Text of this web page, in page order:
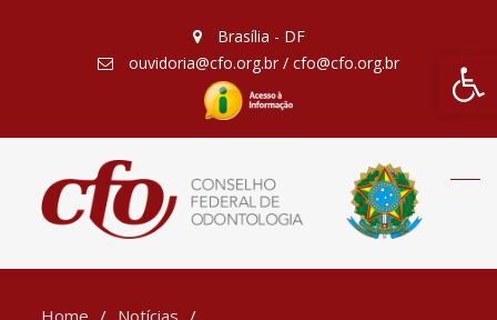
Barra
Brasília - DF
ouvidoria@cfo.org.br / cfo@cfo.org.br